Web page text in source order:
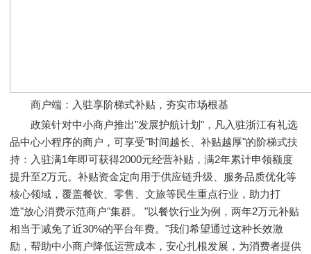
商户端：入驻享阶梯式补贴，夯实市场根基
政策针对中小商户推出"发展护航计划"，凡入驻浙江有礼选
品中心小程序的商户，可享受"时间越长、补贴越厚"的阶梯式扶
持：入驻满1年即可获得2000元经营补贴，满2年累计申领额度
提升至2万元。补贴资金定向用于供应链升级、服务品质优化等
核心领域，覆盖餐饮、零售、文旅等民生重点行业，助力打
造"放心消费示范商户"集群。 "以餐饮行业为例，两年2万元补贴
相当于减免了近30%的平台年费。"我们希望通过这种长效激
励，帮助中小商户降低运营成本，安心扎根发展，为消费者提供